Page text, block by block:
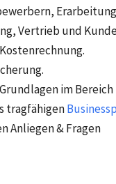
Vertrieb und
im
tragfähigen
Anliegen & Fragen